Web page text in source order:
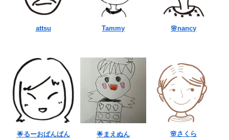
attsu Tammy 🌸nancy
🌟るーおぱんぱん 🌟まえぬん 🌸さくら